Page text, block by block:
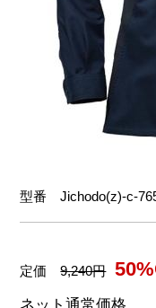
型番Jichodo(z)-c-
定価9,240円